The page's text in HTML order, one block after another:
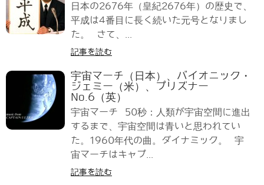
日本の2676年（皇紀2676年）の歴史で、
平成は4番目に長く続いた元号となりまし
た。 さて、...
記事を読む
宇宙マーチ（日本）、バイオニック・
ジェミー（米）、プリズナー
No.6（英）
宇宙マーチ 50秒：人類が宇宙空間に進出
するまで、宇宙空間は青いと思われてい
た。1960年代の曲。ダイナミック。 宇
宙マーチはキャプ...
記事を読む